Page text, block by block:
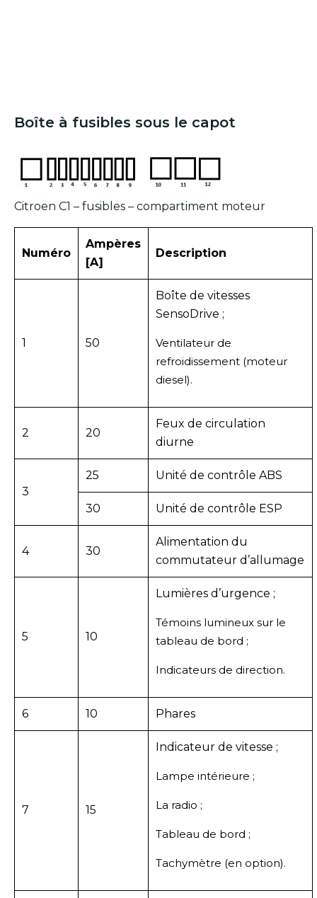
Boîte à fusibles sous le capot
Citroen C1 – fusibles – compartiment moteur
Numéro
Ampères
[A]
Description
1 50
Boîte de vitesses
SensoDrive ;
Ventilateur de
refroidissement (moteur
diesel).
2 20
Feux de circulation
diurne
3
25 Unité de contrôle ABS
30 Unité de contrôle ESP
4 30
Alimentation du
commutateur d’allumage
5 10
Lumières d’urgence ;
Témoins lumineux sur le
tableau de bord ;
Indicateurs de direction.
6 10 Phares
7 15
Indicateur de vitesse ;
Lampe intérieure ;
La radio ;
Tableau de bord ;
Tachymètre (en option).